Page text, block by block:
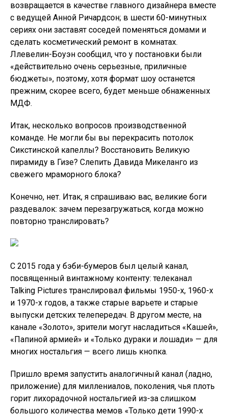
возвращается в качестве главного дизайнера вместе
с ведущей Анной Ричардсон; в шести 60-минутных
сериях они заставят соседей поменяться домами и
сделать косметический ремонт в комнатах.
Ллевелин-Боуэн сообщил, что у постановки были
«действительно очень серьезные, приличные
бюджеты», поэтому, хотя формат шоу останется
прежним, скорее всего, будет меньше обнаженных
МДФ.
Итак, несколько вопросов производственной
команде. Не могли бы вы перекрасить потолок
Сикстинской капеллы? Восстановить Великую
пирамиду в Гизе? Слепить Давида Микеланго из
свежего мраморного блока?
Конечно, нет. Итак, я спрашиваю вас, великие боги
раздевалок: зачем перезагружаться, когда можно
повторно транслировать?
С 2015 года у бэби-бумеров был целый канал,
посвященный винтажному контенту: телеканал
Talking Pictures транслировал фильмы 1950-х, 1960-х
и 1970-х годов, а также старые варьете и старые
выпуски детских телепередач. В другом месте, на
канале «Золото», зрители могут насладиться «Кашей»,
«Папиной армией» и «Только дураки и лошади» — для
многих ностальгия — всего лишь кнопка.
Пришло время запустить аналогичный канал (ладно,
приложение) для миллениалов, поколения, чья плоть
горит лихорадочной ностальгией из-за слишком
большого количества мемов «Только дети 1990-х